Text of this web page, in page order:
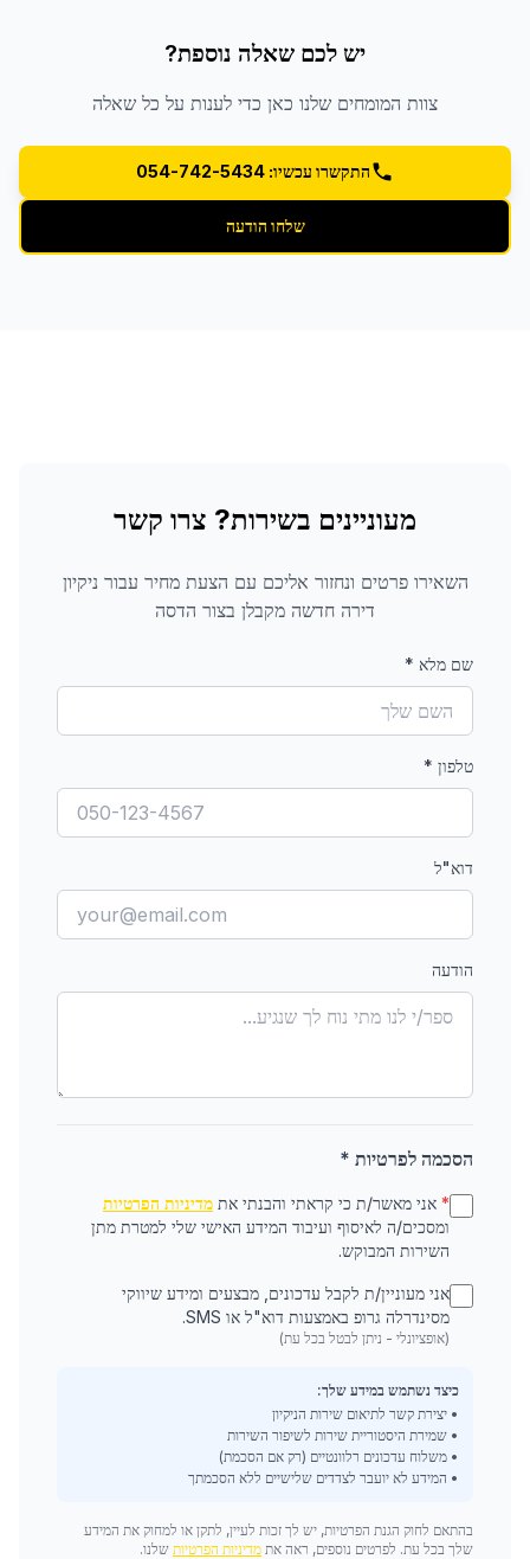
יש לכם שאלה נוספת?
צוות המומחים שלנו כאן כדי לענות על כל שאלה
התקשרו עכשיו: 054-742-5434
שלחו הודעה
מעוניינים בשירות? צרו קשר
השאירו פרטים ונחזור אליכם עם הצעת מחיר עבור ניקיון
דירה חדשה מקבלן בצור הדסה
שם מלא *
טלפון *
דוא"ל
הודעה
הסכמה לפרטיות *
* אני מאשר/ת כי קראתי והבנתי את מדיניות הפרטיות
ומסכים/ה לאיסוף ועיבוד המידע האישי שלי למטרת מתן
השירות המבוקש.
אני מעוניין/ת לקבל עדכונים, מבצעים ומידע שיווקי
מסינדרלה גרופ באמצעות דוא"ל או SMS.
(אופציונלי - ניתן לבטל בכל עת)
כיצד נשתמש במידע שלך:
• יצירת קשר לתיאום שירות הניקיון
• שמירת היסטוריית שירות לשיפור השירות
• משלוח עדכונים רלוונטיים (רק אם הסכמת)
• המידע לא יועבר לצדדים שלישיים ללא הסכמתך
בהתאם לחוק הגנת הפרטיות, יש לך זכות לעיין, לתקן או למחוק את המידע
שלך בכל עת. לפרטים נוספים, ראה את מדיניות הפרטיות שלנו.